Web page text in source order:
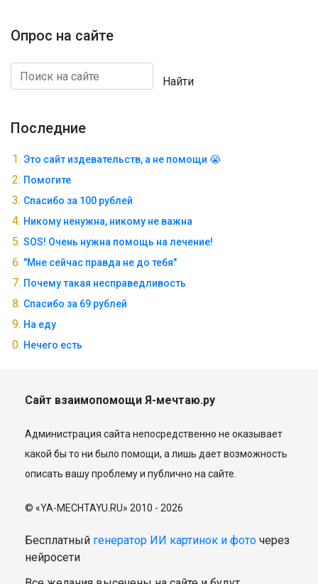
Опрос на сайте
Найти
Последние
Это сайт издевательств, а не помощи 😭
Помогите
Спасибо за 100 рублей
Никому ненужна, никому не важна
SOS! Очень нужна помощь на лечение!
"Мне сейчас правда не до тебя"
Почему такая несправедливость
Спасибо за 69 рублей
На еду
Нечего есть
Сайт взаимопомощи Я-мечтаю.ру
Администрация сайта непосредственно не оказывает
какой бы то ни было помощи, а лишь дает возможность
описать вашу проблему и публично на сайте.
© «YA-MECHTAYU.RU» 2010 - 2026
Бесплатный генератор ИИ картинок и фото через
нейросети